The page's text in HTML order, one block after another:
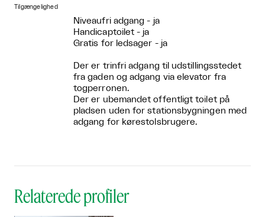
Tilgængelighed
Niveaufri adgang - ja
Handicaptoilet - ja
Gratis for ledsager - ja
Der er trinfri adgang til udstillingsstedet
fra gaden og adgang via elevator fra
togperronen.
Der er ubemandet offentligt toilet på
pladsen uden for stationsbygningen med
adgang for kørestolsbrugere.
Relaterede profiler